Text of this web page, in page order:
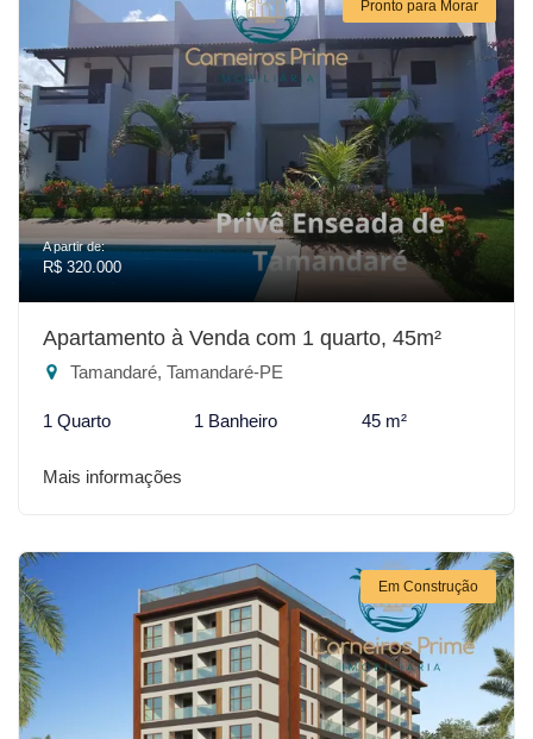
Pronto para Morar
A partir de:
R$ 320.000
Apartamento à Venda com 1 quarto, 45m²
Tamandaré, Tamandaré-PE
1 Quarto 1 Banheiro 45 m²
Mais informações
Em Construção